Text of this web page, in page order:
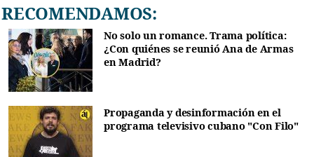
RECOMENDAMOS:
No solo un romance. Trama política:
¿Con quiénes se reunió Ana de Armas
en Madrid?
Propaganda y desinformación en el
programa televisivo cubano "Con Filo"